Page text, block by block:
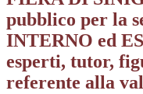
pubblico per la
INTERNO ed
esperti, tutor,
referente alla